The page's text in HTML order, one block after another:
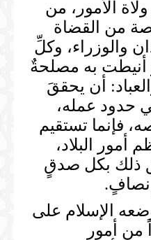
الأمور، من
من القضاة
والوزراء، وكلِّ
أنيطت به مصلحةٌ
أن يحققَ
حدود عمله،
فإنما تستقيم
أمور البلاد،
ذلك بكل صدقٍ
الإسلام على
من أمور